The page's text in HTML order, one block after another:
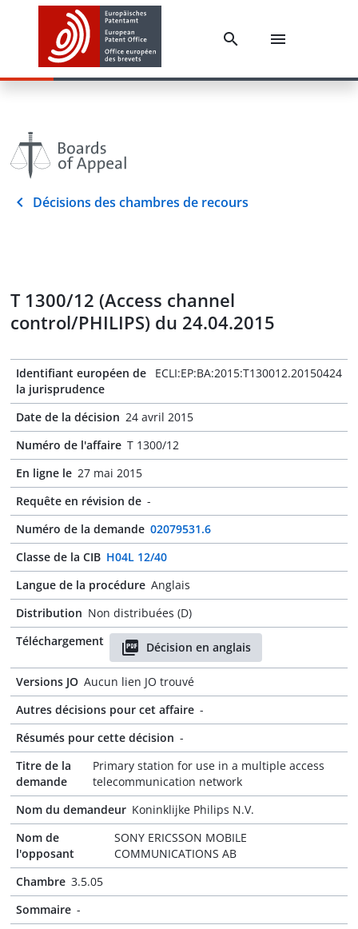
Décisions des chambres de recours
T 1300/12 (Access channel
control/PHILIPS) du 24.04.2015
Identifiant européen de
la jurisprudence
ECLI:EP:BA:2015:T130012.20150424
Date de la décision 24 avril 2015
Numéro de l'affaire T 1300/12
En ligne le 27 mai 2015
Requête en révision de -
Numéro de la demande 02079531.6
Classe de la CIB H04L 12/40
Langue de la procédure Anglais
Distribution Non distribuées (D)
Téléchargement
Décision en anglais
Versions JO Aucun lien JO trouvé
Autres décisions pour cet affaire -
Résumés pour cette décision -
Titre de la
demande
Primary station for use in a multiple access
telecommunication network
Nom du demandeur Koninklijke Philips N.V.
Nom de
l'opposant
SONY ERICSSON MOBILE
COMMUNICATIONS AB
Chambre 3.5.05
Sommaire -